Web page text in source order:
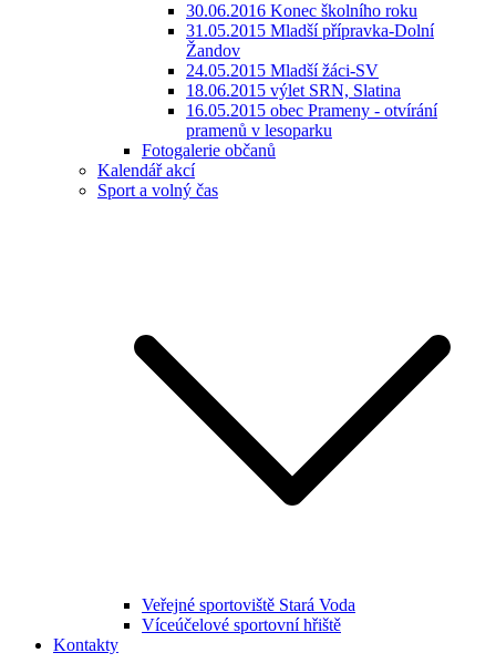
30.06.2016 Konec školního roku
31.05.2015 Mladší přípravka-Dolní
Žandov
24.05.2015 Mladší žáci-SV
18.06.2015 výlet SRN, Slatina
16.05.2015 obec Prameny - otvírání
pramenů v lesoparku
Fotogalerie občanů
Kalendář akcí
Sport a volný čas
Veřejné sportoviště Stará Voda
Víceúčelové sportovní hřiště
Kontakty